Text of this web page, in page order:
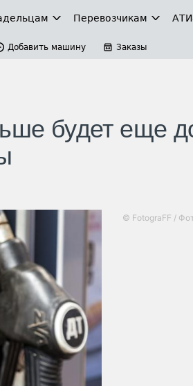
Перевозчикам
Добавить машину Заказы
будет еще
© FotograFF /